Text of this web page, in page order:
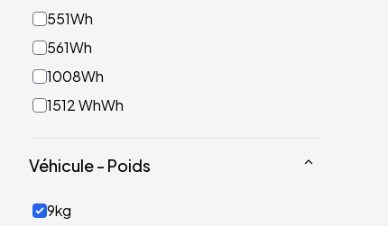
551Wh
561Wh
1008Wh
1512 WhWh
Véhicule - Poids
9kg